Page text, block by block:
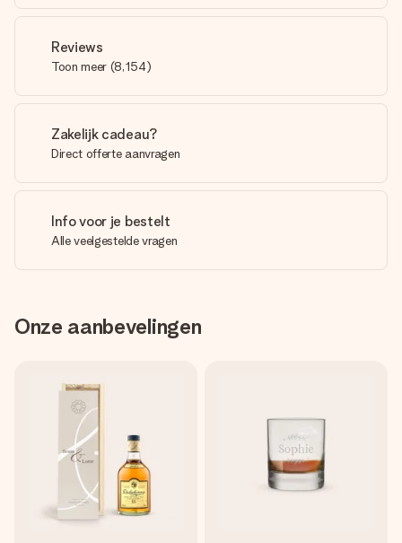
Reviews
Toon meer (8,154)
Zakelijk cadeau?
Direct offerte aanvragen
Info voor je bestelt
Alle veelgestelde vragen
Onze aanbevelingen